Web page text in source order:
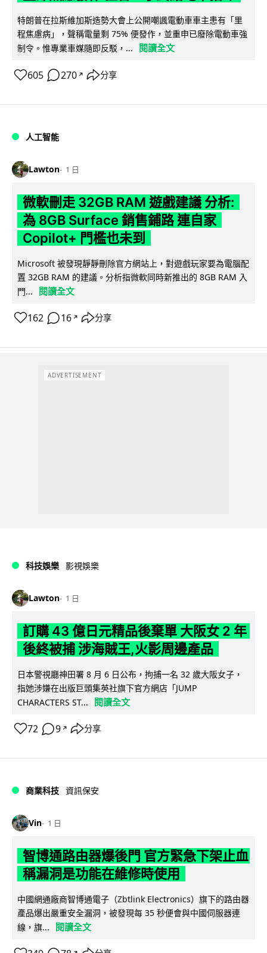
特朗普在拉斯維加斯造勢大會上公開嘲諷電動車車主患有「里
程焦慮病」，聲稱電量剩 75% 便發作，並重申已廢除電動車強
制令。惟專業車媒隨即反駁，...
閱讀全文
605 270 ↗ 分享
人工智能
Lawton 1 日
微軟刪走 32GB RAM 遊戲建議 分析:
為 8GB Surface 銷售鋪路 連自家
Copilot+ 門檻也未到
Microsoft 被發現靜靜刪除官方網站上，對遊戲玩家要為電腦配
置 32GB RAM 的建議。分析指微軟同時新推出的 8GB RAM 入
門...
閱讀全文
162 16 ↗ 分享
ADVERTISEMENT
科技娛樂 影視娛樂
Lawton 1 日
訂購 43 億日元精品後棄單 大阪女 2 年
後終被捕 涉海賊王,火影周邊產品
日本警視廳神田署 8 月 6 日公布，拘捕一名 32 歲大阪女子，
指她涉嫌在出版巨頭集英社旗下官方網店「JUMP
CHARACTERS ST...
閱讀全文
72 9 ↗ 分享
商業科技 資訊保安
Vin 1 日
智博通路由器爆後門 官方緊急下架止血
稱漏洞是功能在維修時使用
中國網通廠商智博通電子（Zbtlink Electronics）旗下的路由器
產品爆出嚴重安全漏洞，被發現每 35 秒便會與中國伺服器連
線，旗...
閱讀全文